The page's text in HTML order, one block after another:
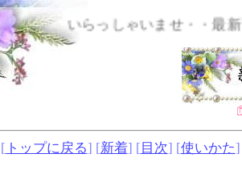
いらっしゃいませ・・最新アップの
[ トップに戻る] [新着] [ 目次] [使いかた